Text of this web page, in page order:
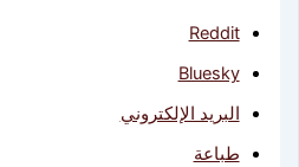
Reddit
Bluesky
البريد الإلكتروني
طباعة